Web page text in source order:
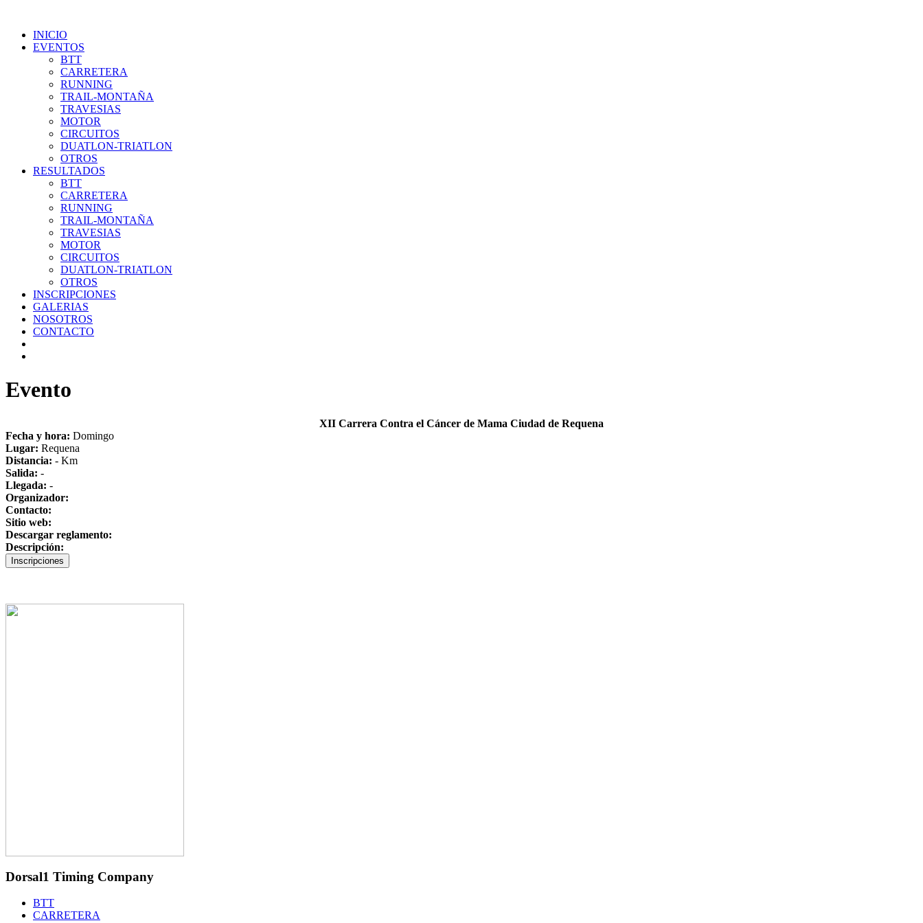
INICIO
EVENTOS
BTT
CARRETERA
RUNNING
TRAIL-MONTAÑA
TRAVESIAS
MOTOR
CIRCUITOS
DUATLON-TRIATLON
OTROS
RESULTADOS
BTT
CARRETERA
RUNNING
TRAIL-MONTAÑA
TRAVESIAS
MOTOR
CIRCUITOS
DUATLON-TRIATLON
OTROS
INSCRIPCIONES
GALERIAS
NOSOTROS
CONTACTO
Evento
XII Carrera Contra el Cáncer de Mama Ciudad de Requena
Fecha y hora: Domingo
Lugar: Requena
Distancia: - Km
Salida: -
Llegada: -
Organizador:
Contacto:
Sitio web:
Descargar reglamento:
Descripción:
Dorsal1 Timing Company
BTT
CARRETERA